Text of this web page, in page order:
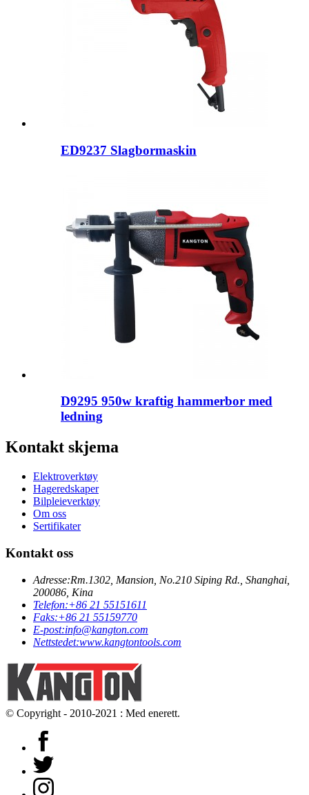
ED9237 Slagbormaskin
D9295 950w kraftig hammerbor med
ledning
Kontakt skjema
Elektroverktøy
Hageredskaper
Bilpleieverktøy
Om oss
Sertifikater
Kontakt oss
Adresse:Rm.1302, Mansion, No.210 Siping Rd., Shanghai,
200086, Kina
Telefon:+86 21 55151611
Faks:+86 21 55159770
E-post:info@kangton.com
Nettstedet:www.kangtontools.com
© Copyright - 2010-2021 : Med enerett.